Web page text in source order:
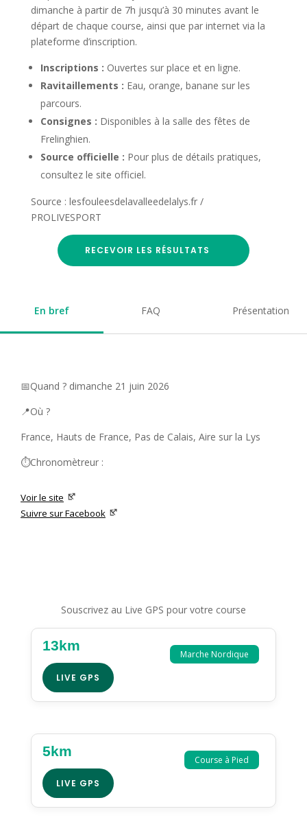
dimanche à partir de 7h jusqu’à 30 minutes avant le
départ de chaque course, ainsi que par internet via la
plateforme d’inscription.
Inscriptions : Ouvertes sur place et en ligne.
Ravitaillements : Eau, orange, banane sur les
parcours.
Consignes : Disponibles à la salle des fêtes de
Frelinghien.
Source officielle : Pour plus de détails pratiques,
consultez le site officiel.
Source : lesfouleesdelavalleedelalys.fr /
PROLIVESPORT
RECEVOIR LES RÉSULTATS
En bref FAQ Présentation
📅Quand ? dimanche 21 juin 2026
📍Où ?
France, Hauts de France, Pas de Calais, Aire sur la Lys
⏱️Chronomètreur :
Voir le site
Suivre sur Facebook
Souscrivez au Live GPS pour votre course
Marche Nordique
13km
LIVE GPS
Course à Pied
5km
LIVE GPS